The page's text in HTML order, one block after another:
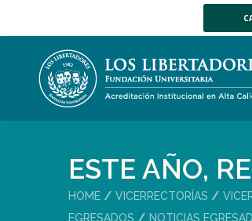
ESTE AÑO,
HOME VICERRECTORÍAS
EGRESADOS
NOTICIAS